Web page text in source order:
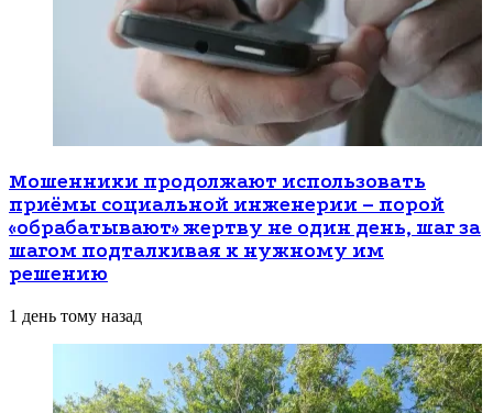
Мошенники продолжают использовать
приёмы социальной инженерии – порой
«обрабатывают» жертву не один день, шаг за
шагом подталкивая к нужному им
решению
1 день тому назад